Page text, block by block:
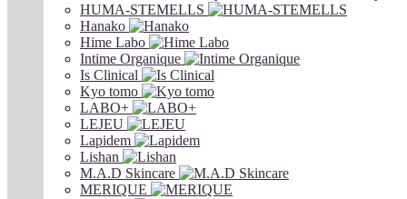
HUMA-STEMELLS
Hanako
Hime Labo
Intime Organique
Is Clinical
Kyo tomo
LABO+
LEJEU
Lapidem
Lishan
M.A.D Skincare
MERIQUE